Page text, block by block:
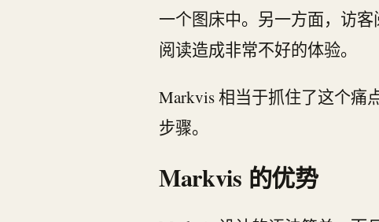
一个图床中。另一方面，访
阅读造成非常不好的体验。
Markvis 相当于抓住了这个痛
步骤。
Markvis 的优势